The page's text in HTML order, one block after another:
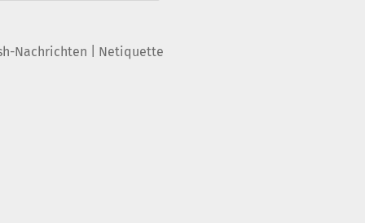
Nachrichten Netiquette